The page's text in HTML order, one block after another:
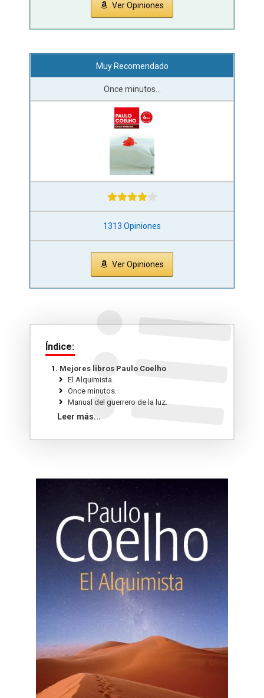
Ver Opiniones
Muy Recomendado
Once minutos...
1313 Opiniones
Ver Opiniones
Índice:
Mejores libros Paulo Coelho
El Alquimista.
Once minutos.
Manual del guerrero de la luz.
Veronika decide morir.
Leer más...